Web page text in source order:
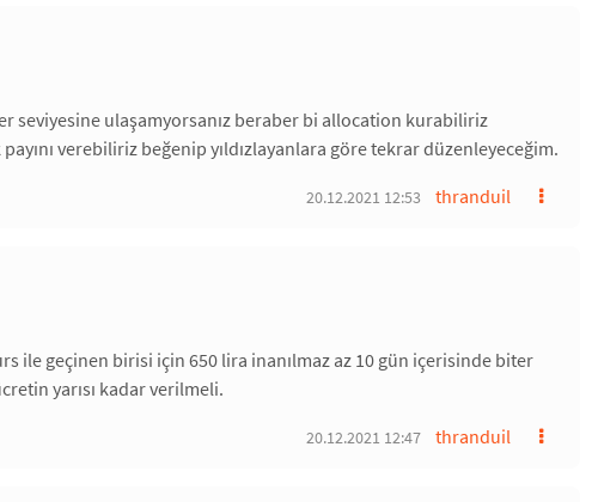
seviyesine ulaşamyorsanız beraber bi allocation kurabiliriz
verebiliriz beğenip yıldızlayanlara göre tekrar düzenleyeceğim.
thranduil
20.12.2021 12:53
ile geçinen birisi için 650 lira inanılmaz az 10 gün içerisinde biter
yarısı kadar verilmeli.
thranduil
20.12.2021 12:47